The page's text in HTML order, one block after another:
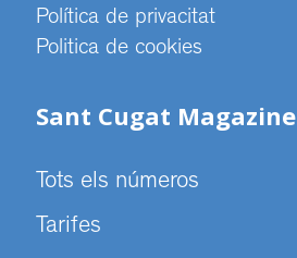
Política de privacitat
Politica de cookies
Sant Cugat Magazine
Tots els números
Tarifes